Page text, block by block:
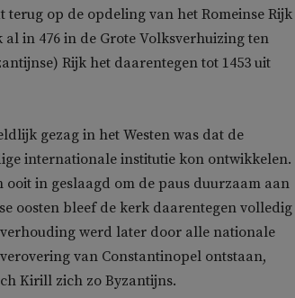
terug op de opdeling van het Romeinse Rijk
al in 476 in de Grote Volksverhuizing ten
Rijk het daarentegen tot 1453 uit
gezag in het Westen was dat de
internationale institutie kon ontwikkelen.
ooit in geslaagd om de paus duurzaam aan
oosten bleef de kerk daarentegen volledig
werd later door alle nationale
van Constantinopel ontstaan,
Kirill zich zo Byzantijns.